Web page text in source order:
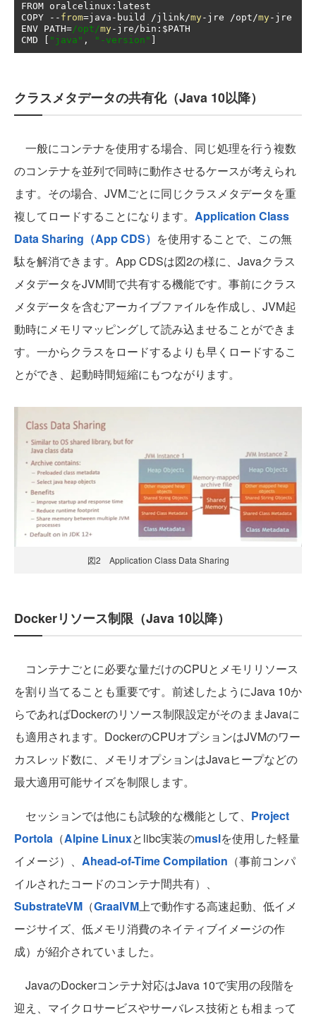
FROM oralcelinux : latest
COPY
-- from=java - build /jlink/my - jre /opt/my - jre
ENV PATH=/opt/my - jre/ bin : $PATH
CMD
"java" , "-version"
クラスメタデータの共有化（Java 10以降）
一般にコンテナを使用する場合、同じ処理を行う複数
のコンテナを並列で同時に動作させるケースが考えられ
ます。その場合、JVMごとに同じクラスメタデータを重
複してロードすることになります。 Application Class
Data Sharing（App CDS） を使用することで、この無
駄を解消できます。App CDSは図2の様に、Javaクラス
メタデータをJVM間で共有する機能です。事前にクラス
メタデータを含むアーカイブファイルを作成し、JVM起
動時にメモリマッピングして読み込ませることができま
す。一からクラスをロードするよりも早くロードするこ
とができ、起動時間短縮にもつながります。
図2 Application Class Data Sharing
Dockerリソース制限（Java 10以降）
コンテナごとに必要な量だけのCPUとメモリリソース
を割り当てることも重要です。前述したようにJava 10か
らであればDockerのリソース制限設定がそのままJavaに
も適用されます。DockerのCPUオプションはJVMのワー
カスレッド数に、メモリオプションはJavaヒープなどの
最大適用可能サイズを制限します。
セッションでは他にも試験的な機能として、 Project
Portola （Alpine Linuxとlibc実装のmuslを使用した軽量
イメージ）、 Ahead-of-Time Compilation （事前コンパ
イルされたコードのコンテナ間共有）、
SubstrateVM （GraalVM上で動作する高速起動、低イメ
ージサイズ、低メモリ消費のネイティブイメージの作
成）が紹介されていました。
JavaのDockerコンテナ対応はJava 10で実用の段階を
迎え、マイクロサービスやサーバレス技術とも相まって